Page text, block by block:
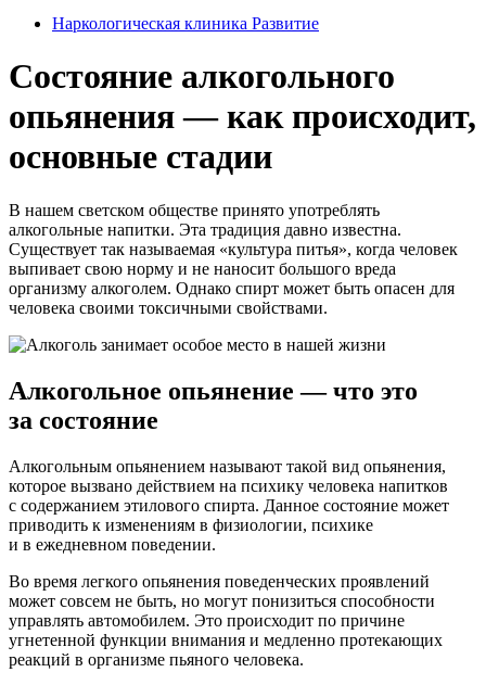
Наркологическая клиника Развитие
Состояние алкогольного
опьянения — как происходит,
основные стадии
В нашем светском обществе принято употреблять
алкогольные напитки. Эта традиция давно известна.
Существует так называемая «культура питья», когда человек
выпивает свою норму и не наносит большого вреда
организму алкоголем. Однако спирт может быть опасен для
человека своими токсичными свойствами.
Алкогольное опьянение — что это
за состояние
Алкогольным опьянением называют такой вид опьянения,
которое вызвано действием на психику человека напитков
с содержанием этилового спирта. Данное состояние может
приводить к изменениям в физиологии, психике
и в ежедневном поведении.
Во время легкого опьянения поведенческих проявлений
может совсем не быть, но могут понизиться способности
управлять автомобилем. Это происходит по причине
угнетенной функции внимания и медленно протекающих
реакций в организме пьяного человека.